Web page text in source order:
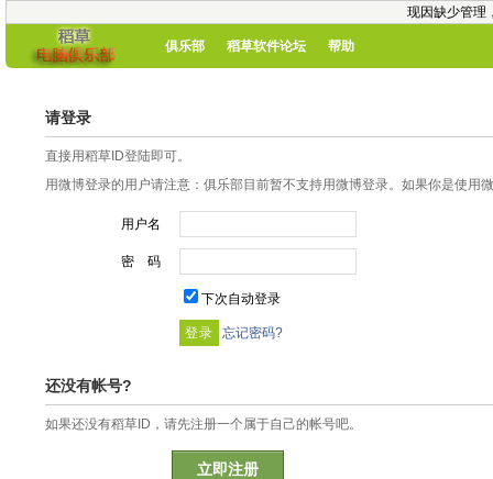
现因缺少管理
俱乐部 稻草软件论坛 帮助
请登录
直接用稻草ID登陆即可。
用微博登录的用户请注意：俱乐部目前暂不支持用微博登录。如果你是使用
用户名
密 码
下次自动登录
忘记密码?
还没有帐号?
如果还没有稻草ID，请先注册一个属于自己的帐号吧。
立即注册